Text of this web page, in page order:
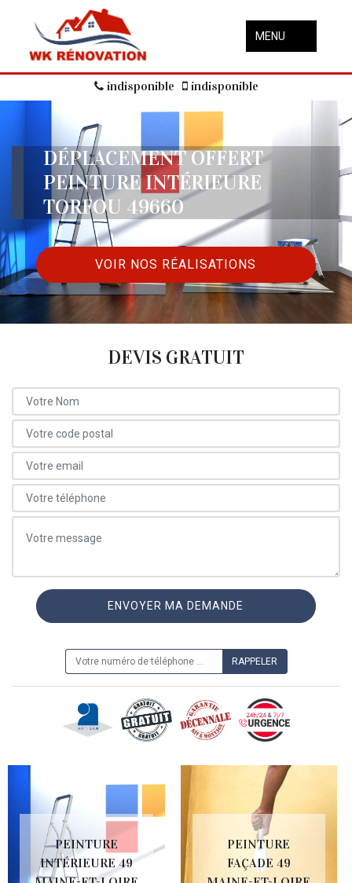
MENU
indisponible indisponible
DÉPLACEMENT OFFERT
PEINTURE INTÉRIEURE
TORFOU 49660
VOIR NOS RÉALISATIONS
DEVIS GRATUIT
PEINTURE
INTÉRIEURE 49
PEINTURE
FAÇADE 49